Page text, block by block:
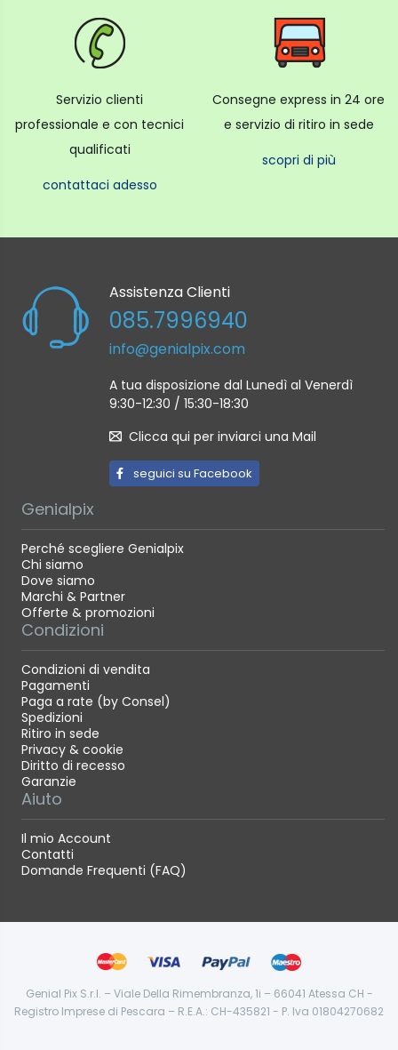
Servizio clienti
professionale e con tecnici
qualificati
contattaci adesso
Consegne express in 24 ore
e servizio di ritiro in sede
scopri di più
Assistenza Clienti
085.7996940
info@genialpix.com
A tua disposizione dal Lunedì al Venerdì
9:30-12:30 / 15:30-18:30
Clicca qui per inviarci una Mail
seguici su Facebook
Genialpix
Perché scegliere Genialpix
Chi siamo
Dove siamo
Marchi & Partner
Offerte & promozioni
Condizioni
Condizioni di vendita
Pagamenti
Paga a rate (by Consel)
Spedizioni
Ritiro in sede
Privacy & cookie
Diritto di recesso
Garanzie
Aiuto
Il mio Account
Contatti
Domande Frequenti (FAQ)
Genial Pix S.r.l. – Viale Della Rimembranza, 1i – 66041 Atessa CH -
Registro Imprese di Pescara – R.E.A.: CH-435821 - P. Iva 01804270682